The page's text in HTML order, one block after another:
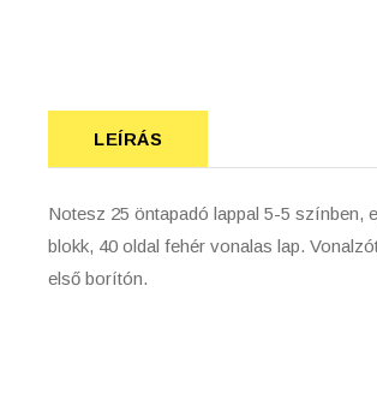
LEÍRÁS
Notesz 25 öntapadó lappal 5-5 színben,
blokk, 40 oldal fehér vonalas lap.
első borítón.